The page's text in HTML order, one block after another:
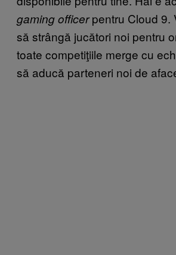
gaming officerpentru Cloud 9.
să strângă jucători noi pentru
toate competiţiile merge cu
să aducă parteneri noi de